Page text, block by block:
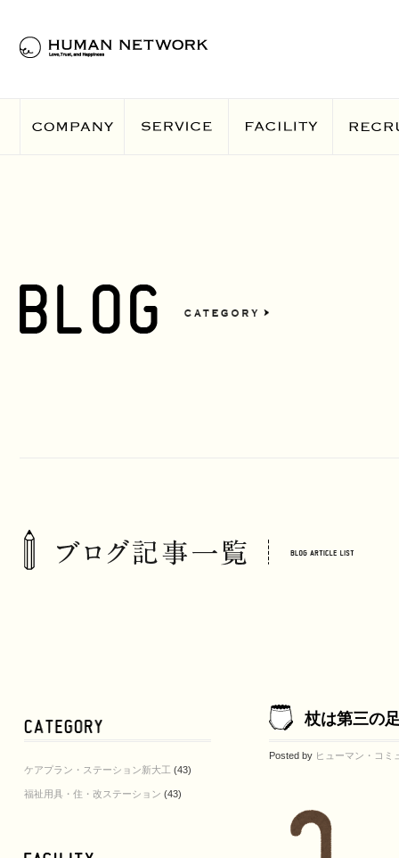
ケアプラン・ステーション新大工 (43)
福祉用具・住・改ステーション (43)
杖は第三の
Posted by ヒューマン・コミ